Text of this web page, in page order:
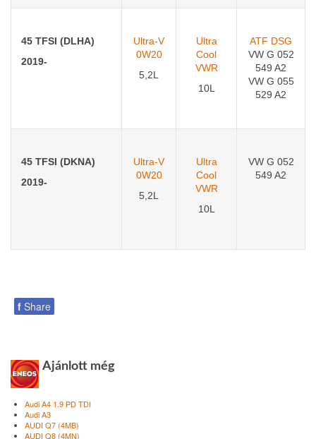
45 TFSI (DLHA)
2019-
Ultra-V
0W20
5,2L
Ultra
Cool
VWR
10L
ATF DSG
VW G 052
549 A2
VW G 055
529 A2
45 TFSI (DKNA)
2019-
Ultra-V
0W20
5,2L
Ultra
Cool
VWR
10L
VW G 052
549 A2
f Share
Ajánlott még
Audi A4 1.9 PD TDI
Audi A3
AUDI Q7 (4MB)
AUDI Q8 (4MN)